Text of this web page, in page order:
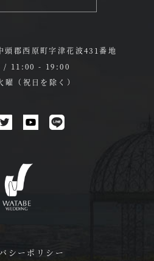
頭郡西原町字津花波431番地
/ 11:00 - 19:00
（祝日を除く）
シーポリシー